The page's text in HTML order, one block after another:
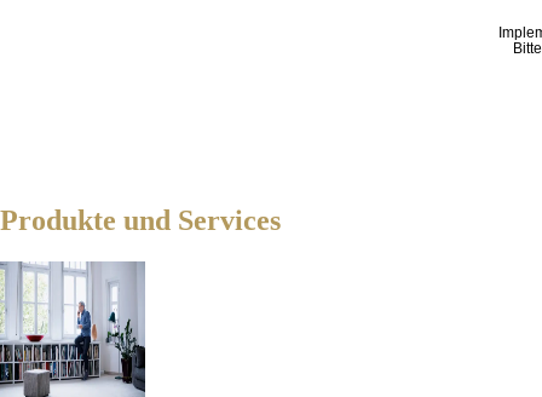
Produkte und Services